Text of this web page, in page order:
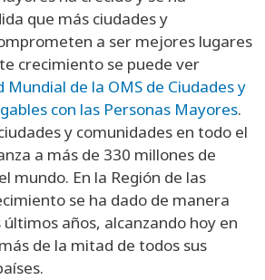
que más ciudades y
a ser mejores lugares
crecimiento se puede ver
Mundial de la OMS de Ciudades y
con las Personas Mayores.
y comunidades en todo el
a más de 330 millones de
mundo. En la Región de las
se ha dado de manera
años, alcanzando hoy en
de la mitad de todos sus